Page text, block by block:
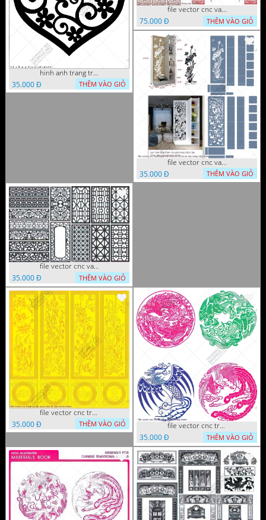
hinh anh trang tri cua so trai tim
35.000 Đ
THÊM VÀO GIỎ
file vector cnc vach tho tranh phong tho dang cap
75.000 Đ
THÊM VÀO GIỎ
file vector cnc vach ngan ket hop voi ke de do dac trong nha
35.000 Đ
THÊM VÀO GIỎ
file vector cnc vach ngan hang rao decor dac sac chua tung phung phi
35.000 Đ
THÊM VÀO GIỎ
file vector cnc tranh tu quy mau cam de chiu decor
35.000 Đ
THÊM VÀO GIỎ
file vector cnc tranh decor rong phuong
35.000 Đ
THÊM VÀO GIỎ